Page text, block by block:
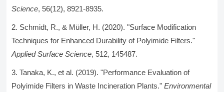
Science, 56(12), 8921-8935.
Schmidt, R., & Müller, H. (2020). "Surface Modification
Techniques for Enhanced Durability of Polyimide Filters."
Applied Surface Science, 512, 145487.
Tanaka, K., et al. (2019). "Performance Evaluation of
Polyimide Filters in Waste Incineration Plants."Environmental